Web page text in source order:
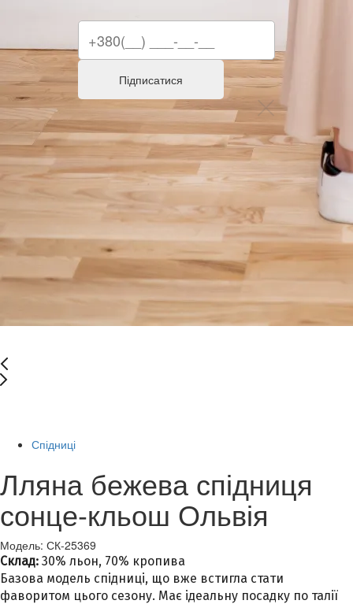
Спідниці
Лляна бежева спідниця
сонце-кльош Ольвія
Модель: СК-25369
Склад: 30% льон, 70% кропива
Базова модель спідниці, що вже встигла стати
фаворитом цього сезону. Має ідеальну посадку по талії
Підписатися